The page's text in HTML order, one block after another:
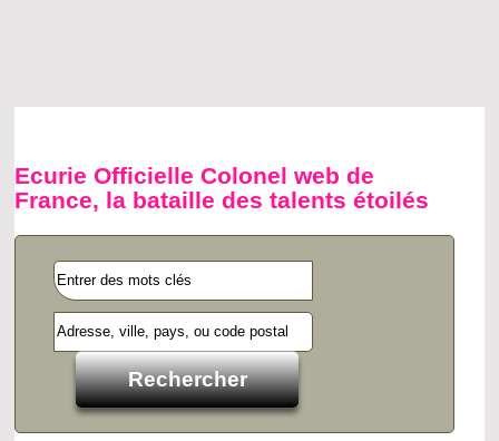
Ecurie Officielle Colonel web de
France, la bataille des talents étoilés